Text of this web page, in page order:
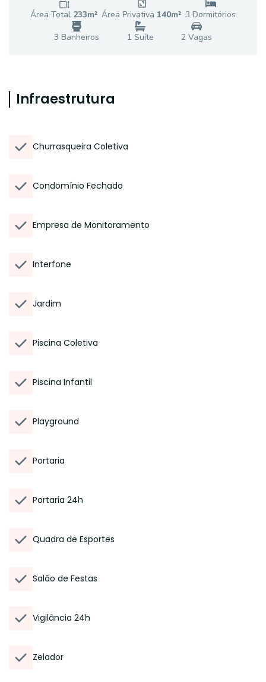
Área Total 233m² Área Privativa 140m² 3 Dormitórios
3 Banheiros 1 Suíte 2Vagas
Infraestrutura
Churrasqueira Coletiva
Condomínio Fechado
Empresa de Monitoramento
Interfone
Jardim
Piscina Coletiva
Piscina Infantil
Playground
Portaria
Portaria 24h
Quadra de Esportes
Salão de Festas
Vigilância 24h
Zelador